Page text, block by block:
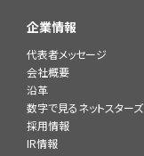
企業情報
代表者メッセージ
会社概要
沿革
数字で見るネットスターズ
採用情報
IR情報